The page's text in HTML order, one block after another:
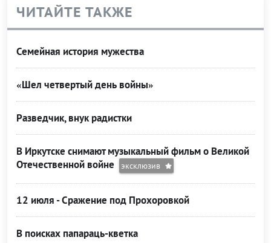
ЧИТАЙТЕ ТАКЖЕ
Семейная история мужества
«Шел четвертый день войны»
Разведчик, внук радистки
В Иркутске снимают музыкальный фильм о Великой
Отечественной войне
эксклюзив
12 июля - Сражение под Прохоровкой
В поисках папараць-кветка